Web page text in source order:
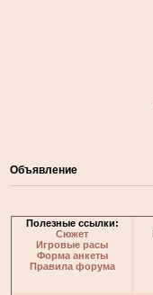
Объявление
Полезные ссылки:
Сюжет
Игровые расы
Форма анкеты
Правила форума